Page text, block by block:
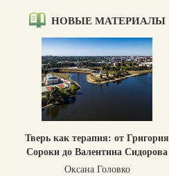
НОВЫЕ МАТЕРИАЛЫ
Тверь как терапия: от Григория
Сороки до Валентина Сидорова
Оксана Головко